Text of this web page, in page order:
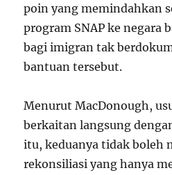
poin yang memindahkan
program SNAP ke negara
bagi imigran tak
bantuan tersebut.
Menurut MacDonough,
berkaitan langsung
itu, keduanya tidak boleh
rekonsiliasi yang hanya